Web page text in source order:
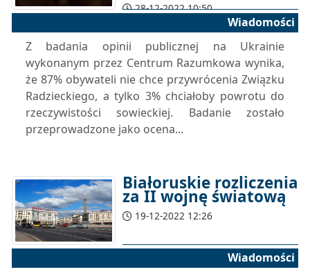
28-12-2022 10:50
Wiadomości
Z badania opinii publicznej na Ukrainie
wykonanym przez Centrum Razumkowa wynika,
że 87% obywateli nie chce przywrócenia Związku
Radzieckiego, a tylko 3% chciałoby powrotu do
rzeczywistości sowieckiej. Badanie zostało
przeprowadzone jako ocena...
Białoruskie rozliczenia
za II wojnę światową
19-12-2022 12:26
Wiadomości